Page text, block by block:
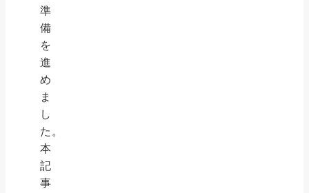
準
備
を
進
め
ま
し
た。
本
記
事